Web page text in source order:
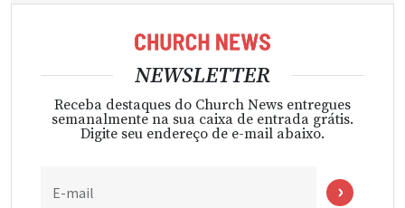
NEWSLETTER
Receba destaques do Church News entregues
semanalmente na sua caixa de entrada grátis.
Digite seu endereço de e-mail abaixo.
E-mail